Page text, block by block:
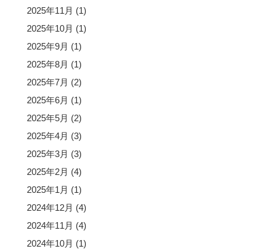
2025年11月 (1)
2025年10月 (1)
2025年9月 (1)
2025年8月 (1)
2025年7月 (2)
2025年6月 (1)
2025年5月 (2)
2025年4月 (3)
2025年3月 (3)
2025年2月 (4)
2025年1月 (1)
2024年12月 (4)
2024年11月 (4)
2024年10月 (1)